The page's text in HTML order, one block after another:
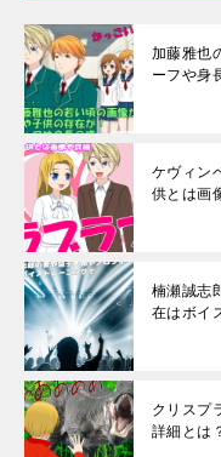
加藤雅也
ーフや身
ケヴィン
供とは画
楠瀬誠志
在はボイ
クリスプ
詳細とは